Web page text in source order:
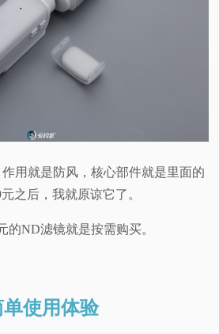
用就是防风，核心部件就是里面的
之后，我就原谅它了。
的ND滤镜就是按需购买。
单使用体验